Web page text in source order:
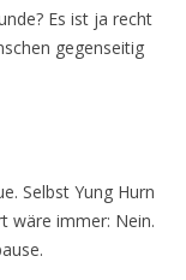
Es ist ja recht
gegenseitig
Selbst Yung Hurn
wäre immer: Nein.